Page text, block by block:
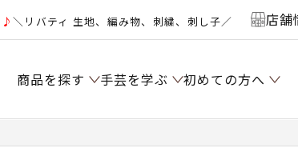
♪＼リバティ 生地、編み物、刺繍、刺し子／ 店舗
商品を探す 手芸を学ぶ 初めての方へ